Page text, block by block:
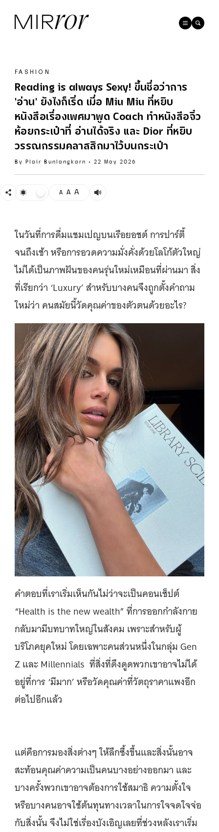
FASHION
Reading is always Sexy! ขึ้นชื่อว่าการ
'อ่าน' ยังไงก็เริ่ด เมื่อ Miu Miu ที่หยิบ
หนังสือเรื่องเพศมาพูด Coach ทำหนังสือจิ๋ว
ห้อยกระเป๋าที่ อ่านได้จริง และ Dior ที่หยิบ
วรรณกรรมคลาสสิกมาไว้บนกระเป๋า
By Plair Bunlangkarn • 22 May 2026
A A A
ในวันที่การดื่มแชมเปญบนเรือยอชต์ การปาร์ตี้
จนถึงเช้า หรือการอวดความมั่งคั่งด้วยโลโก้ตัวใหญ่
ไม่ได้เป็นภาพฝันของคนรุ่นใหม่เหมือนที่ผ่านมา สิ่ง
ที่เรียกว่า ‘Luxury’ สำหรับบางคนจึงถูกตั้งคำถาม
ใหม่ว่า คนสมัยนี้วัดคุณค่าของตัวตนด้วยอะไร?
คำตอบที่เราเริ่มเห็นกันไม่ว่าจะเป็นคอนเซ็ปต์
“Health is the new wealth” ที่การออกกำลังกาย
กลับมามีบทบาทใหญ่ในสังคม เพราะสำหรับผู้
บริโภคยุคใหม่ โดยเฉพาะคนส่วนหนึ่งในกลุ่ม Gen
Z และ Millennials ที่สิ่งที่ดึงดูดพวกเขาอาจไม่ได้
อยู่ที่การ ‘มีมาก’ หรือวัดคุณค่าที่วัตถุราคาแพงอีก
ต่อไปอีกแล้ว
แต่คือการมองสิ่งต่างๆ ให้ลึกซึ้งขึ้นและสิ่งนั้นอาจ
สะท้อนคุณค่าความเป็นคนบางอย่างออกมา และ
บางครั้งพวกเขาอาจต้องการใช้สมาธิ ความตั้งใจ
หรือบางคนอาจใช้ต้นทุนทางเวลาในการใจจดใจจ่อ
กับสิ่งนั้น จึงไม่ใช่เรื่องบังเอิญเลยที่ช่วงหลังเราเริ่ม